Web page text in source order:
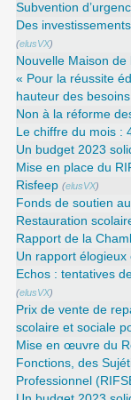
Subvention
Des
(elusVX)
Nouvelle Maison de
« Pour la réussite
hauteur des
Non à la réforme
Le chiffre du mois :
Un budget 2023
Mise en place du
Risfeep (elusVX)
Fonds de soutien
Restauration
Rapport de la
Un rapport
Echos : tentatives
(elusVX)
Prix de vente de
scolaire et sociale
Mise en œuvre du
Fonctions, des
Professionnel